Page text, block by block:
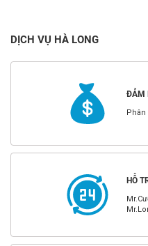
DỊCH VỤ HÀ LONG
ĐẢM
HỖ